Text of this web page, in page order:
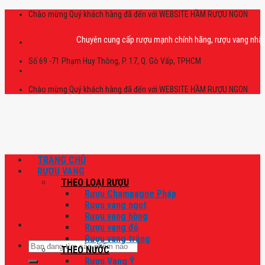
Skip
Chào mừng Quý khách hàng đã đến với WEBSITE HẦM RƯỢU NGON
Chuyên cung cấp rượu mạnh chính hãng, rượu vang nhập
Số 69 -71 Phạm Huy Thông, P. 17, Q. Gò Vấp, TPHCM
Chào mừng Quý khách hàng đã đến với WEBSITE HẦM RƯỢU NGON
Tìm
kiếm:
TRANG CHỦ
RƯỢU VANG
THEO LOẠI RƯỢU
Rượu Champagne Pháp
Rượu vang ngọt
Rượu vang hồng
Rượu vang đỏ
Rượu vang trắng
THEO NƯỚC
Rượu Vang Ý